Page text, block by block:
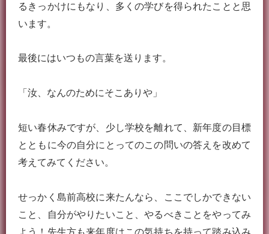
るきっかけにもなり、多くの学びを得られたことと思
います。
最後にはいつもの言葉を送ります。
「汝、なんのためにそこありや」
短い春休みですが、少し学校を離れて、新年度の目標
とともに今の自分にとってのこの問いの答えを改めて
考えてみてください。
せっかく島前高校に来たんなら、ここでしかできない
こと、自分がやりたいこと、やるべきことをやってみ
よう！先生方も来年度はこの気持ちを持って踏み込み